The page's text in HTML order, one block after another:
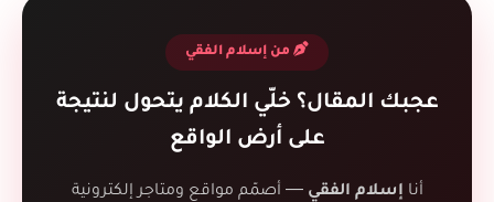
من إسلام الفقي
عجبك المقال؟ خلّي الكلام يتحول لنتيجة
على أرض الواقع
أنا إسلام الفقي — أصمّم مواقع ومتاجر إلكترونية